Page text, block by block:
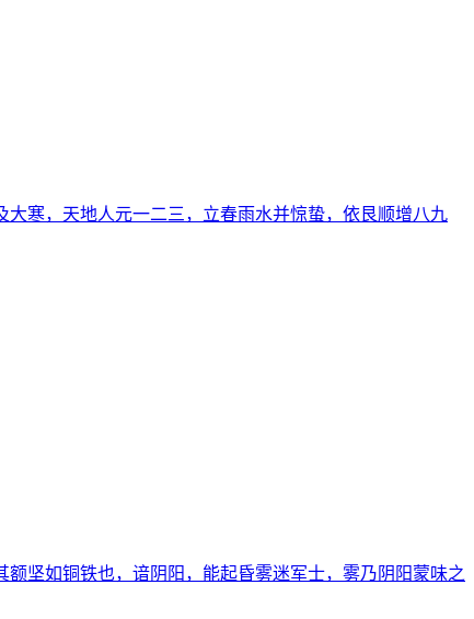
寒，天地人元一二三，立春雨水并惊蛰，依艮顺增八九
坚如铜铁也，谙阴阳，能起昏雾迷军士，雾乃阴阳蒙味之